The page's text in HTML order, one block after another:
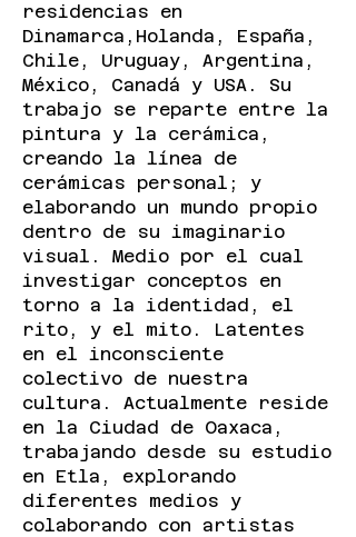
residencias en
Dinamarca,Holanda, España,
Chile, Uruguay, Argentina,
México, Canadá y USA. Su
trabajo se reparte entre la
pintura y la cerámica,
creando la línea de
cerámicas personal; y
elaborando un mundo propio
dentro de su imaginario
visual. Medio por el cual
investigar conceptos en
torno a la identidad, el
rito, y el mito. Latentes
en el inconsciente
colectivo de nuestra
cultura. Actualmente reside
en la Ciudad de Oaxaca,
trabajando desde su estudio
en Etla, explorando
diferentes medios y
colaborando con artistas